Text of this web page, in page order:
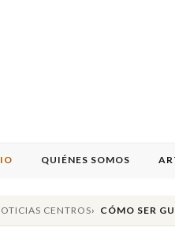
QUIÉNES SOMOS
CENTROS CÓMO SER